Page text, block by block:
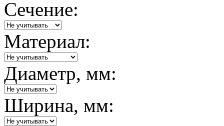
Сечение:
Материал:
Диаметр, мм:
Ширина, мм: